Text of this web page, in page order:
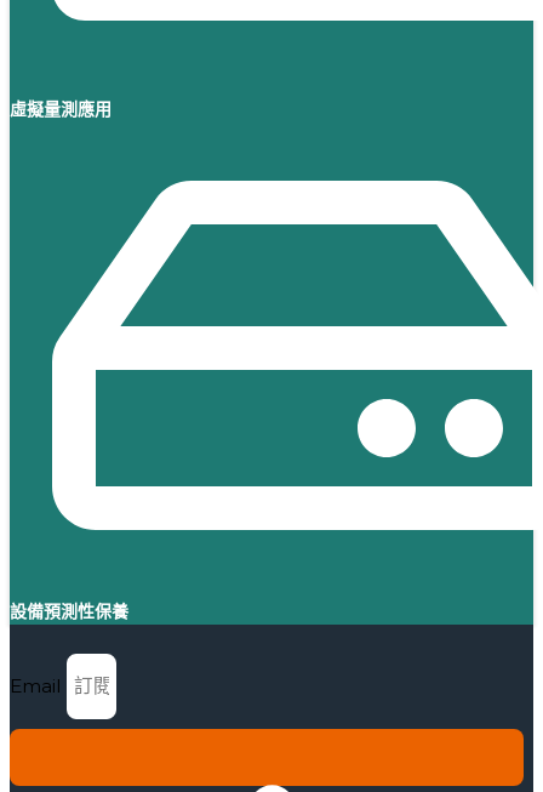
虛擬量測應用 ​
設備預測性保養​
Email